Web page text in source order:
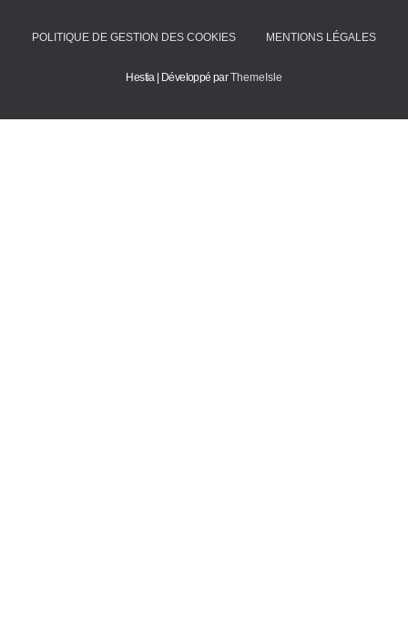
POLITIQUE DE GESTION DES COOKIES MENTIONS LÉGALES
Hestia | Développé parThemeIsle